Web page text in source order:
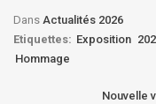
Dans Actualités 2026
Etiquettes: Exposition
Hommage
Nouvelle